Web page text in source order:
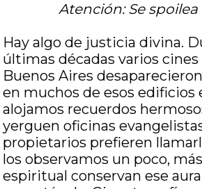
Atención: Se
Hay algo de justicia divina.
últimas décadas varios
Buenos Aires
en muchos de esos edificios
alojamos recuerdos
yerguen oficinas
propietarios prefieren
los observamos un poco,
espiritual conservan ese